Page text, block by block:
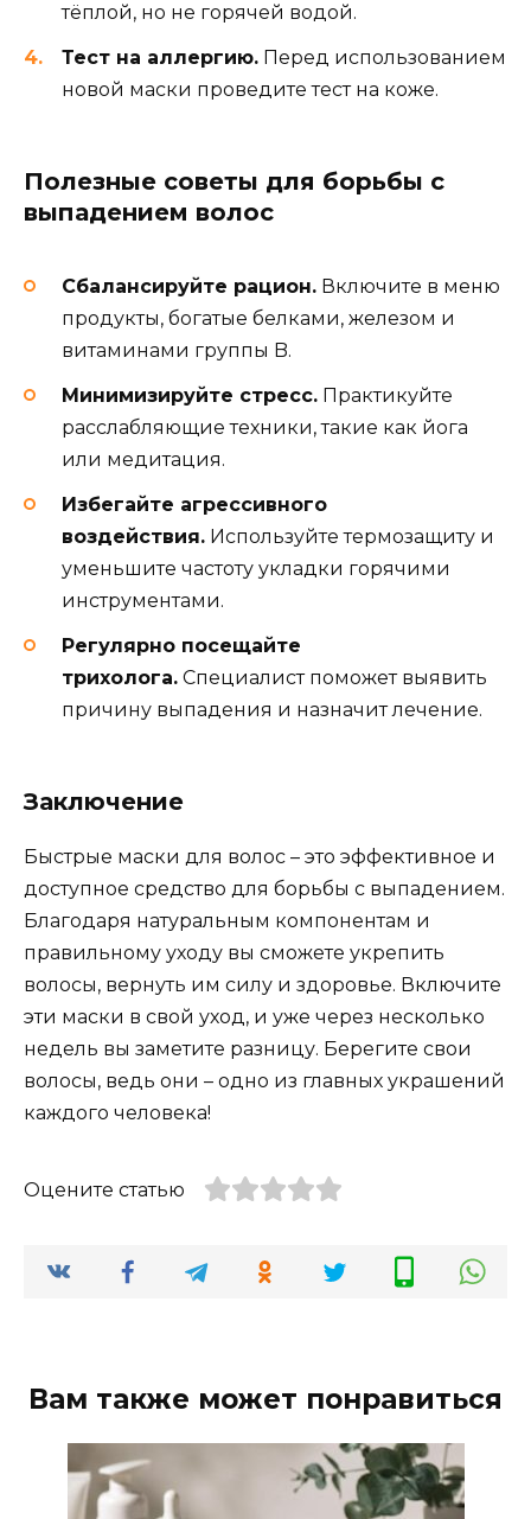
тёплой, но не горячей водой.
Тест на аллергию. Перед использованием
новой маски проведите тест на коже.
Полезные советы для борьбы с
выпадением волос
Сбалансируйте рацион. Включите в меню
продукты, богатые белками, железом и
витаминами группы B.
Минимизируйте стресс. Практикуйте
расслабляющие техники, такие как йога
или медитация.
Избегайте агрессивного
воздействия. Используйте термозащиту и
уменьшите частоту укладки горячими
инструментами.
Регулярно посещайте
трихолога. Специалист поможет выявить
причину выпадения и назначит лечение.
Заключение
Быстрые маски для волос – это эффективное и
доступное средство для борьбы с выпадением.
Благодаря натуральным компонентам и
правильному уходу вы сможете укрепить
волосы, вернуть им силу и здоровье. Включите
эти маски в свой уход, и уже через несколько
недель вы заметите разницу. Берегите свои
волосы, ведь они – одно из главных украшений
каждого человека!
Оцените статью
Вам также может понравиться